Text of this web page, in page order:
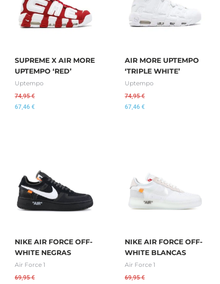
SUPREME X AIR MORE
UPTEMPO ‘RED’
Uptempo
74,95€
67,46 €
AIR MORE UPTEMPO
‘TRIPLE WHITE’
Uptempo
74,95€
67,46 €
NIKE AIR FORCE OFF-
WHITE NEGRAS
Air Force 1
69,95€
NIKE AIR FORCE OFF-
WHITE BLANCAS
Air Force 1
69,95€